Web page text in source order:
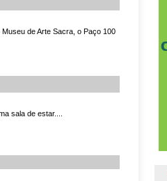
de Arte Sacra, o Paço 100
sala de estar....